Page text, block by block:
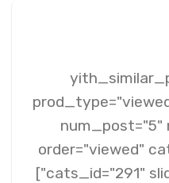
order="viewed"
cats_id="291"